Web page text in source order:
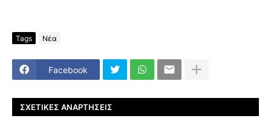
Tags Νέα
Facebook
ΣΧΕΤΙΚΈΣ ΑΝΑΡΤΉΣΕΙΣ